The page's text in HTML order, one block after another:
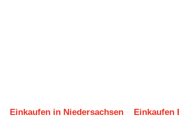
Einkaufen in Niedersachsen Einkaufen